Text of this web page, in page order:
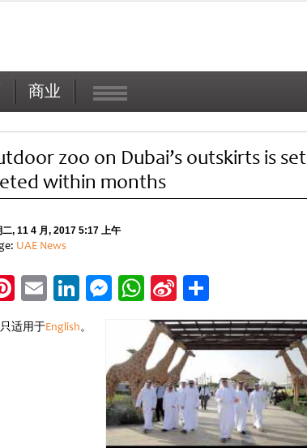
商业
zoo on Dubai’s outskirts is
within months
, 11 4 月, 2017 5:17 上午
UAE News
Pinterest
EmailLinkedIn
Messenger
WhatsApp
Sina
Weibo
分
享
适用于English。